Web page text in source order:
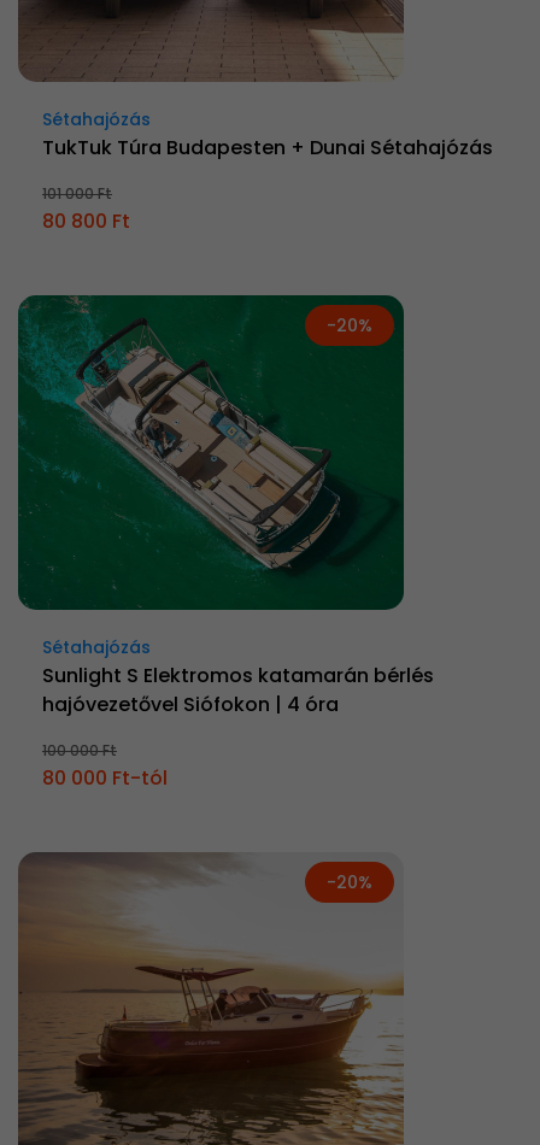
Sétahajózás
TukTuk Túra Budapesten + Dunai Sétahajózás
101 000 Ft
80 800 Ft
-20%
Sétahajózás
Sunlight S Elektromos katamarán bérlés
hajóvezetővel Siófokon | 4 óra
100 000 Ft
80 000 Ft-tól
-20%